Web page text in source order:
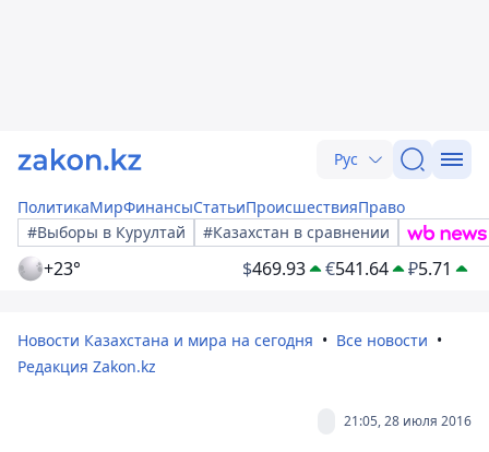
Рус
ПолитикаМирФинансыСтатьиПроисшествияПраво
#Выборы в Курултай
#Казахстан в сравнении
+23° $469.93 €541.64 ₽5.71
Новости Казахстана и мира на сегодня
Все новости
Редакция Zakon.kz
21:05, 28 июля 2016